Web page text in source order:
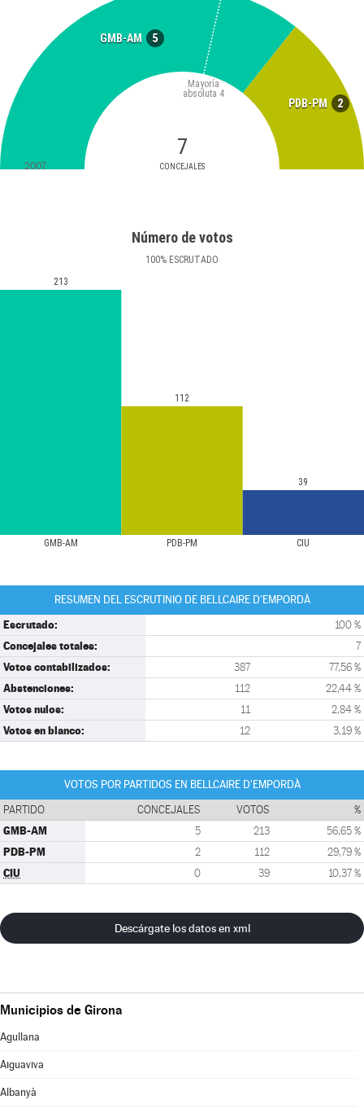
GMB-AM 5
PDB-PM 2
7
CONCEJALES
Mayoría
absoluta 4
2007
Número de votos
100% ESCRUTADO
GMB-AM PDB-PM CIU
213
112
39
RESUMEN DEL ESCRUTINIO DE BELLCAIRE D'EMPORDÀ
Escrutado: 100 %
Concejales totales: 7
Votos contabilizados: 387 77,56 %
Abstenciones: 112 22,44 %
Votos nulos: 11 2,84 %
Votos en blanco: 12 3,19 %
VOTOS POR PARTIDOS EN BELLCAIRE D'EMPORDÀ
PARTIDO CONCEJALES VOTOS %
GMB-AM 5 213 56,65 %
PDB-PM 2 112 29,79 %
CIU 0 39 10,37 %
Descárgate los datos en xml
Municipios de Girona
Agullana
Aiguaviva
Albanyà